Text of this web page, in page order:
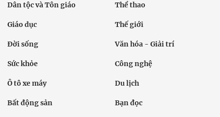
Dân tộc và Tôn giáo Thể thao
Giáo dục Thế giới
Đời sống Văn hóa - Giải trí
Sức khỏe Công nghệ
Ô tô xe máy Du lịch
Bất động sản Bạn đọc